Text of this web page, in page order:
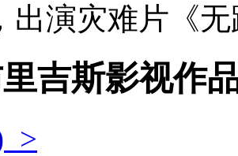
出演灾难片《
吉斯影视作
>